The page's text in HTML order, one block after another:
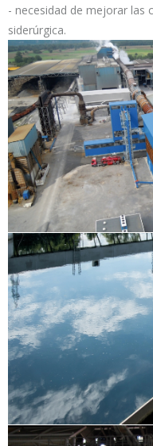
- necesidad de mejorar las
siderúrgica.